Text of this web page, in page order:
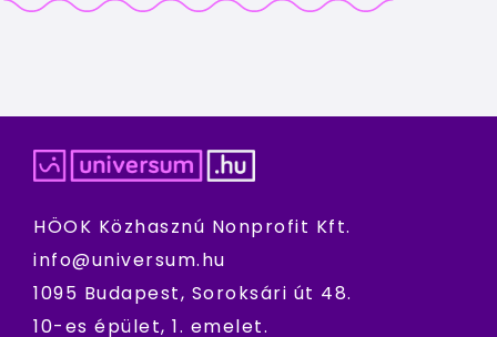
HÖOK Közhasznú Nonprofit Kft.
info@universum.hu
1095 Budapest, Soroksári út 48.
10-es épület, 1. emelet.